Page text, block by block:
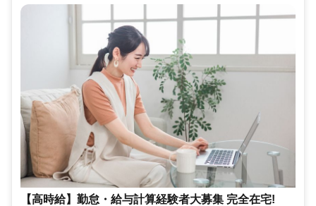
【高時給】勤怠・給与計算経験者大募集 完全在宅!